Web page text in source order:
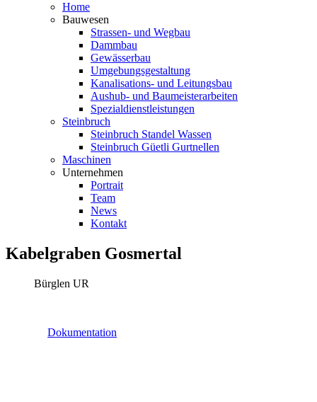
Home
Bauwesen
Strassen- und Wegbau
Dammbau
Gewässerbau
Umgebungsgestaltung
Kanalisations- und Leitungsbau
Aushub- und Baumeisterarbeiten
Spezialdienstleistungen
Steinbruch
Steinbruch Standel Wassen
Steinbruch Güetli Gurtnellen
Maschinen
Unternehmen
Portrait
Team
News
Kontakt
Kabelgraben Gosmertal
Bürglen UR
Dokumentation